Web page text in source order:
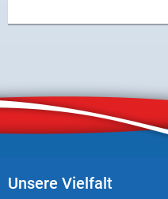
Unsere Vielfalt